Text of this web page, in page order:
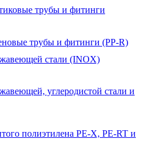
трубы и фитинги
трубы и фитинги (PP-R)
стали (INOX)
углеродистой стали и
полиэтилена PE-X, PE-RT и